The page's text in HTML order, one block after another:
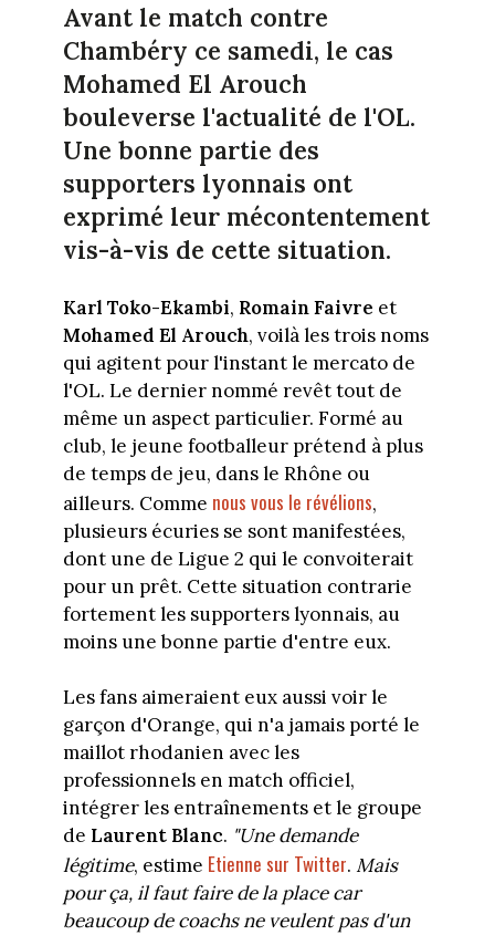
Avant le match contre
Chambéry ce samedi, le cas
Mohamed El Arouch
bouleverse l'actualité de l'OL.
Une bonne partie des
supporters lyonnais ont
exprimé leur mécontentement
vis-à-vis de cette situation.
Karl Toko-Ekambi, Romain Faivre et
Mohamed El Arouch, voilà les trois noms
qui agitent pour l'instant le mercato de
l'OL. Le dernier nommé revêt tout de
même un aspect particulier. Formé au
club, le jeune footballeur prétend à plus
de temps de jeu, dans le Rhône ou
ailleurs. Comme nous vous le révélions,
plusieurs écuries se sont manifestées,
dont une de Ligue 2 qui le convoiterait
pour un prêt. Cette situation contrarie
fortement les supporters lyonnais, au
moins une bonne partie d'entre eux.
Les fans aimeraient eux aussi voir le
garçon d'Orange, qui n'a jamais porté le
maillot rhodanien avec les
professionnels en match officiel,
intégrer les entraînements et le groupe
de Laurent Blanc. "Une demande
légitime, estime Etienne sur Twitter. Mais
pour ça, il faut faire de la place car
beaucoup de coachs ne veulent pas d'un